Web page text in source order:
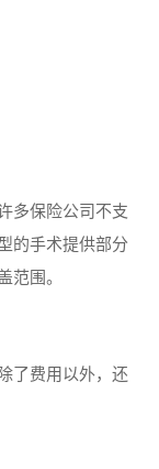
多保险公司不支
的手术提供部分
范围。
了费用以外，还